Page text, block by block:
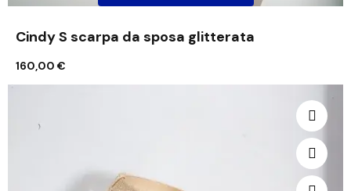
Cindy S scarpa da sposa glitterata
160,00 €